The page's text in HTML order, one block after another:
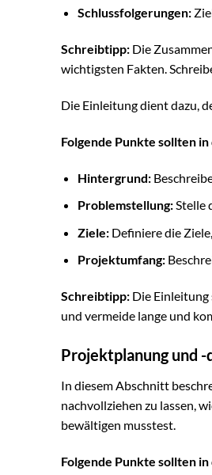
Schlussfolgerungen:
Schreibtipp: Die
wichtigsten Fakten.
Die Einleitung dient dazu,
Folgende Punkte sollten
Hintergrund:
Problemstellung:Stelle
Ziele:Definiere die
Projektumfang:
Schreibtipp: Die Einleitung
und vermeide lange und
Projektplanung und
In diesem Abschnitt
nachvollziehen zu lassen,
bewältigen musstest.
Folgende Punkte sollten